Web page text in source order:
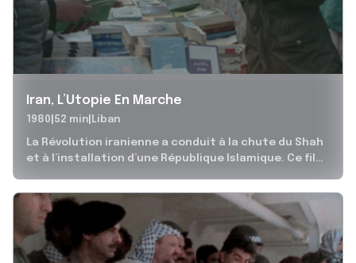
Iran, L’Utopie En Marche
1980 52 min Liban
La Révolution iranienne a conduit à la chute du Shah
et à l’installation d’une République Islamique. Ce film